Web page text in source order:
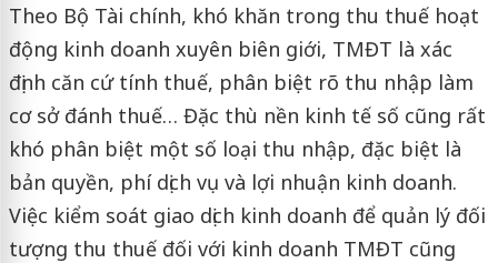
Theo Bộ Tài chính, khó khăn trong thu thuế hoạt
động kinh doanh xuyên biên giới, TMĐT là xác
định căn cứ tính thuế, phân biệt rõ thu nhập làm
cơ sở đánh thuế… Đặc thù nền kinh tế số cũng rất
khó phân biệt một số loại thu nhập, đặc biệt là
bản quyền, phí dịch vụ và lợi nhuận kinh doanh.
Việc kiểm soát giao dịch kinh doanh để quản lý đối
tượng thu thuế đối với kinh doanh TMĐT cũng